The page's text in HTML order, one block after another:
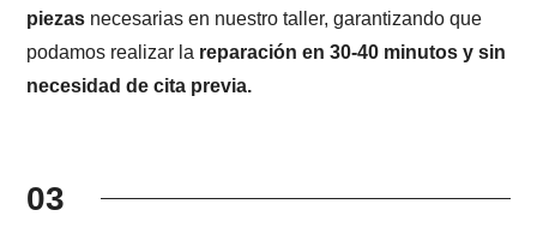
piezas necesarias en nuestro taller, garantizando que
podamos realizar la reparación en 30-40 minutos y sin
necesidad de cita previa.
03